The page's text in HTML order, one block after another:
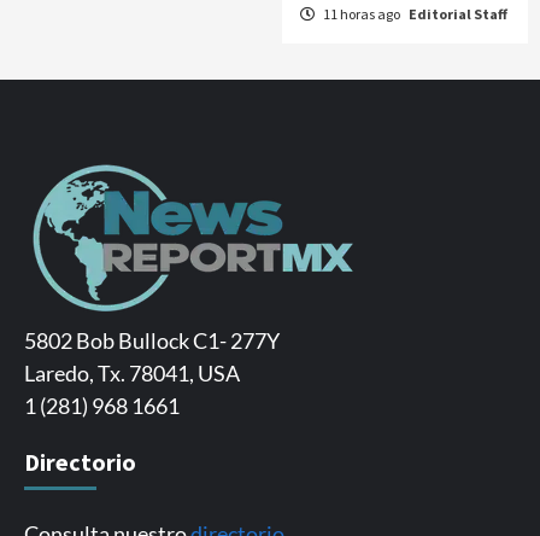
11 horas ago Editorial Staff
5802 Bob Bullock C1- 277Y
Laredo, Tx. 78041, USA
1 (281) 968 1661
Directorio